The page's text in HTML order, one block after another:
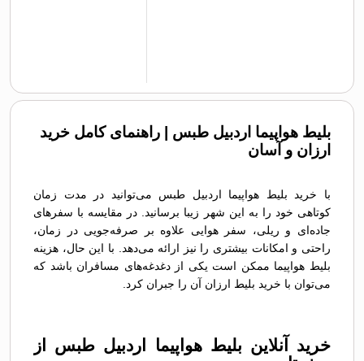
بلیط هواپیما اردبیل طبس | راهنمای کامل خرید
ارزان و آسان
با خرید بلیط هواپیما اردبیل طبس می‌توانید در مدت زمان
کوتاهی خود را به این شهر زیبا برسانید. در مقایسه با سفرهای
جاده‌ای و ریلی، سفر هوایی علاوه بر صرفه‌جویی در زمان،
راحتی و امکانات بیشتری را نیز ارائه می‌دهد. با این حال، هزینه
بلیط هواپیما ممکن است یکی از دغدغه‌های مسافران باشد که
می‌توان با خرید بلیط ارزان آن را جبران کرد.
خرید آنلاین بلیط هواپیما اردبیل طبس از